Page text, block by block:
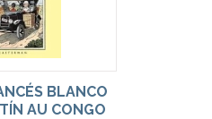
BLANCO
AU CONGO